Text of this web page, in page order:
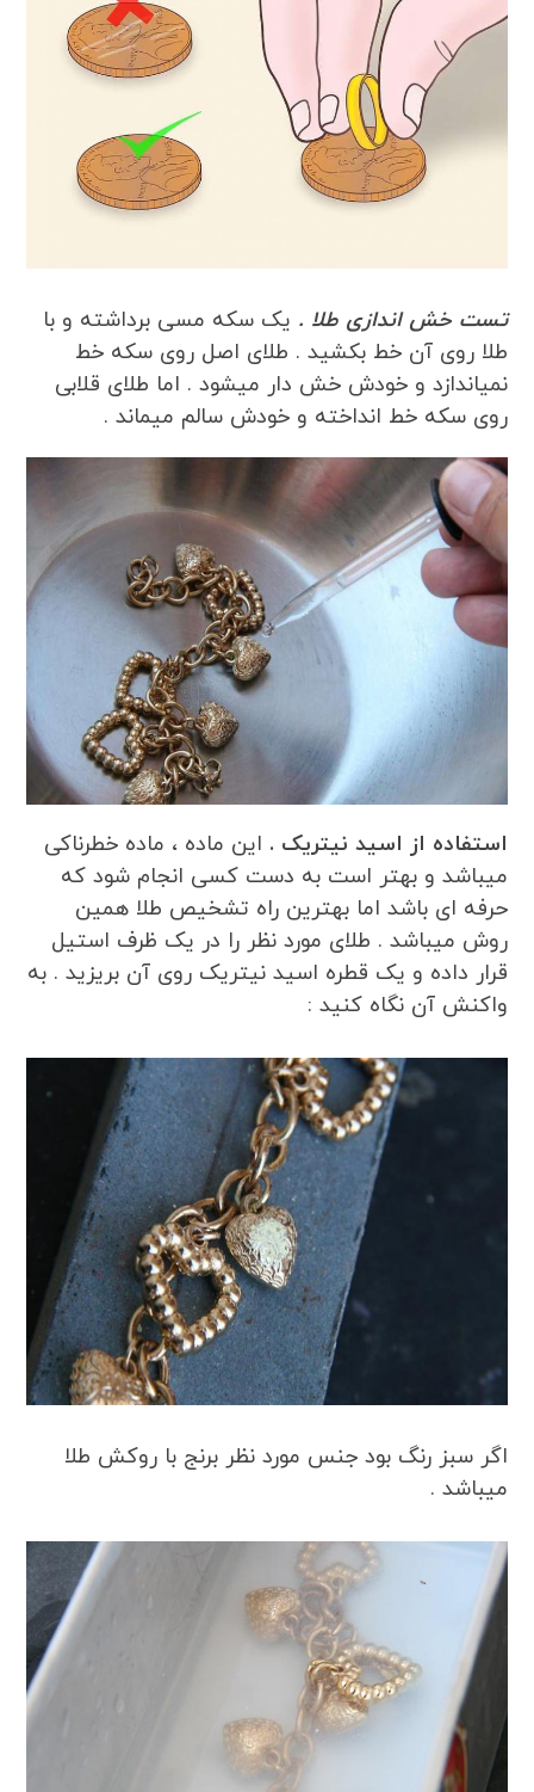
تست خش اندازی طلا . یک سکه مسی برداشته و با
طلا روی آن خط بکشید . طلای اصل روی سکه خط
نمیاندازد و خودش خش دار میشود . اما طلای قلابی
روی سکه خط انداخته و خودش سالم میماند .
استفاده از اسید نیتریک . این ماده ، ماده خطرناکی
میباشد و بهتر است به دست کسی انجام شود که
حرفه ای باشد اما بهترین راه تشخیص طلا همین
روش میباشد . طلای مورد نظر را در یک ظرف استیل
قرار داده و یک قطره اسید نیتریک روی آن بریزید . به
واکنش آن نگاه کنید :
اگر سبز رنگ بود جنس مورد نظر برنج با روکش طلا
میباشد .